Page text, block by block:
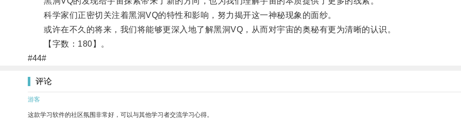
科学家们正密切关注着黑洞VQ的特性和影响，努力揭开这一神秘现象的面纱。
或许在不久的将来，我们将能够更深入地了解黑洞VQ，从而对宇宙的奥秘有更为清晰的认识。
【字数：180】。
#44#
评论
游客
这款学习软件的社区氛围非常好，可以与其他学习者交流学习心得。